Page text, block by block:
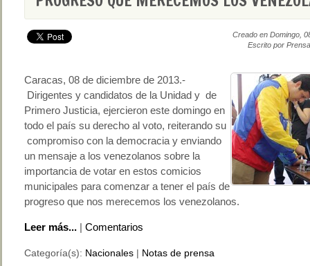
Creado en Domingo,
Escrito por
Caracas, 08 de diciembre de 2013.-
Dirigentes y candidatos de la Unidad y de
Primero Justicia, ejercieron este domingo en
todo el país su derecho al voto, reiterando su
compromiso con la democracia y enviando
un mensaje a los venezolanos sobre la
importancia de votar en estos comicios
municipales para comenzar a tener el país de
progreso que nos merecemos los venezolanos.
Leer más... | Comentarios
Categoría(s): Nacionales | Notas de prensa